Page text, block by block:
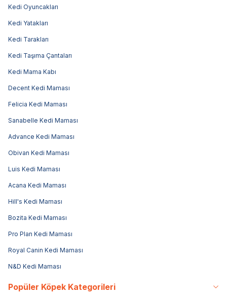
Kedi Oyuncakları
Kedi Yatakları
Kedi Tarakları
Kedi Taşıma Çantaları
Kedi Mama Kabı
Decent Kedi Maması
Felicia Kedi Maması
Sanabelle Kedi Maması
Advance Kedi Maması
Obivan Kedi Maması
Luis Kedi Maması
Acana Kedi Maması
Hill's Kedi Maması
Bozita Kedi Maması
Pro Plan Kedi Maması
Royal Canin Kedi Maması
N&D Kedi Maması
Popüler Köpek Kategorileri